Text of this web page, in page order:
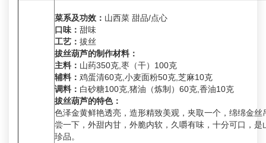
菜系及功效： 山西菜 甜品/点心
口味： 甜味
工艺： 拔丝
拔丝葫芦的制作材料：
主料： 山药350克,枣（干）100克
辅料： 鸡蛋清60克,小麦面粉50克,芝麻10克
调料： 白砂糖100克,猪油（炼制）60克,香油10克
拔丝葫芦的特色：
色泽金黄鲜艳透亮，造形精致美观，夹取一个，绵绵金丝
尝一下，外甜内甘，外脆内软，久嚼有味，十分可口，是
珍品。